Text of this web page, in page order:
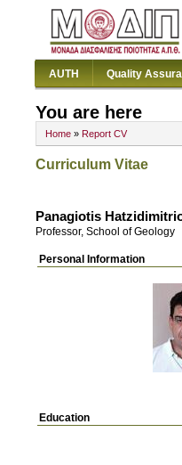
AUTH Quality
You are here
Home » Report CV
Curriculum Vitae
Panagiotis
Professor, School of Geology
Personal Information
Education